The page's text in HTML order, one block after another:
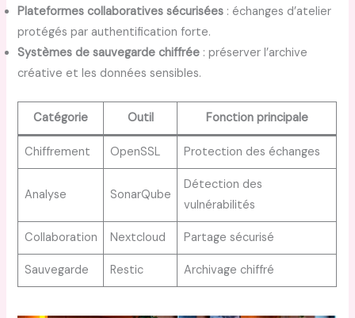
Plateformes collaboratives sécurisées : échanges d’atelier
protégés par authentification forte.
Systèmes de sauvegarde chiffrée : préserver l’archive
créative et les données sensibles.
Catégorie Outil Fonction principale
Chiffrement OpenSSL Protection des échanges
Analyse SonarQube
Détection des
vulnérabilités
Collaboration Nextcloud Partage sécurisé
Sauvegarde Restic Archivage chiffré